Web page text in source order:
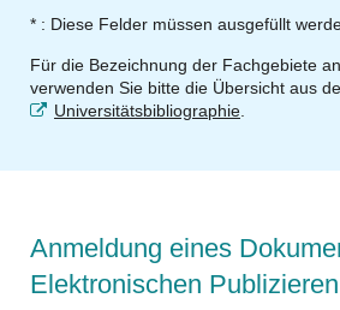
* : Diese Felder müssen ausgefüllt
Für die Bezeichnung der Fachgebiete
verwenden Sie bitte die Übersicht aus
Universitätsbibliographie
Anmeldung eines
Elektronischen Publizieren